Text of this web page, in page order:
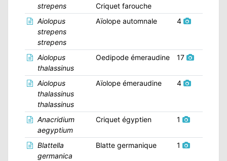
strepens
Criquet farouche
Aiolopus
strepens
strepens
Aïolope automnale 4
Aiolopus
thalassinus
Oedipode émeraudine 17
Aiolopus
thalassinus
thalassinus
Aïolope émeraudine 4
Anacridium
aegyptium
Criquet égyptien 1
Blattella
germanica
Blatte germanique 1